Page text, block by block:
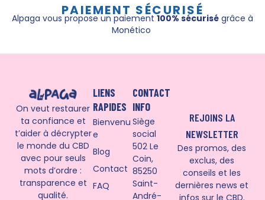
PAIEMENT SÉCURISÉ
Alpaga vous propose un paiement 100% sécurisé grâce à
Monético
On veut restaurer
ta confiance et
t’aider à décrypter
le monde du CBD
avec pour seuls
mots d’ordre :
transparence et
qualité.
LIENS
RAPIDES
Bienvenu
e
Blog
Contact
FAQ
CONTACT
INFO
Siège
social
502 Le
Coin,
85250
Saint-
André-
REJOINS LA
NEWSLETTER
Des promos, des
exclus, des
conseils et les
dernières news et